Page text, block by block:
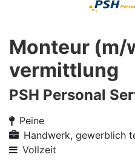
Monteur (m/
vermittlung
PSH Personal
Peine
Handwerk, gewerblich
Vollzeit